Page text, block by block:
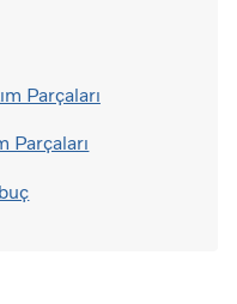
Parçaları
Parçaları